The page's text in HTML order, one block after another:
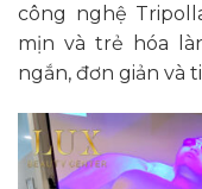
công nghệ
mịn và trẻ hóa
ngắn, đơn giản và